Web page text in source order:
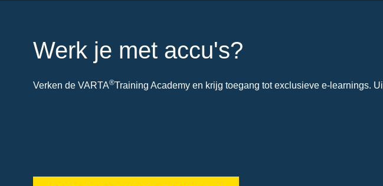
Werk je met accu's?
Verken de VARTA®Training Academy en krijg toegang tot exclusieve e-learnings.